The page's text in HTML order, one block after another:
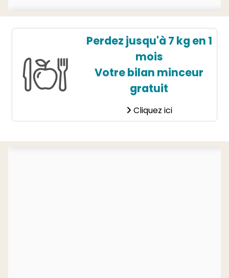
Perdez jusqu'à 7 kg en 1
mois
Votre bilan minceur
gratuit
Cliquez ici